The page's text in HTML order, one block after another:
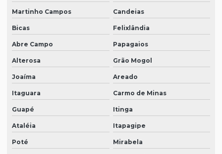
Martinho Campos Candeias
Bicas Felixlândia
Abre Campo Papagaios
Alterosa Grão Mogol
Joaíma Areado
Itaguara Carmo de Minas
Guapé Itinga
Ataléia Itapagipe
Poté Mirabela